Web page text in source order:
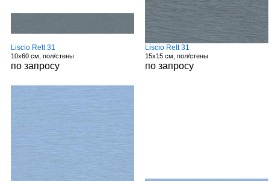
Liscio Rett 31
10x60 см, пол/стены
по запросу
Liscio Rett 31
15x15 см, пол/стены
по запросу